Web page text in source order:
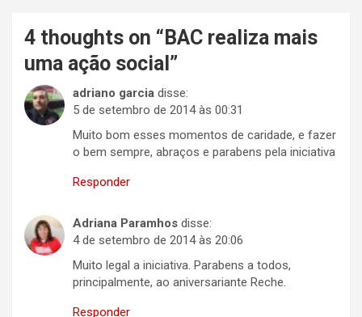
4 thoughts on “BAC realiza mais
uma ação social”
adriano garcia disse:
5 de setembro de 2014 às 00:31
Muito bom esses momentos de caridade, e fazer
o bem sempre, abraços e parabens pela iniciativa
Responder
Adriana Paramhos disse:
4 de setembro de 2014 às 20:06
Muito legal a iniciativa. Parabens a todos,
principalmente, ao aniversariante Reche.
Responder